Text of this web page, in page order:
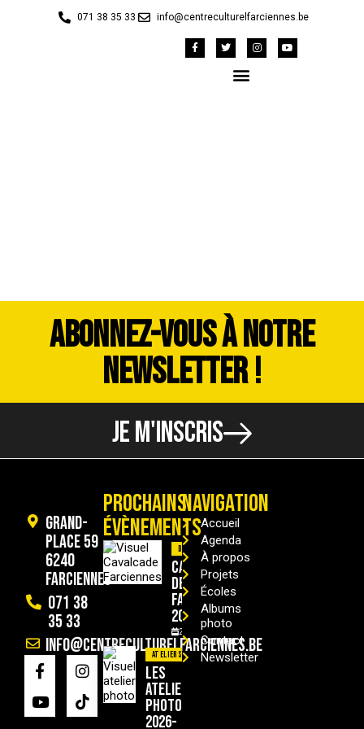
071 38 35 33 info@centreculturelfarciennes.be
ABONNEZ-VOUS À NOTRE
NEWSLETTER !
JE M'INSCRIS
Grand-
Place 59
6240
Farciennes
071 38
35 33
info@centreculturelfarciennes.be
PROCHAINS
ÉVÈNEMENTS
Divers
Cavalcade
de
Farciennes
2026
29/08/2026
Ateliers
Les
ateliers
photo
2026-
NAVIGATION
Accueil
Agenda
À propos
Projets
Écoles
Albums
photo
Contact
Newsletter